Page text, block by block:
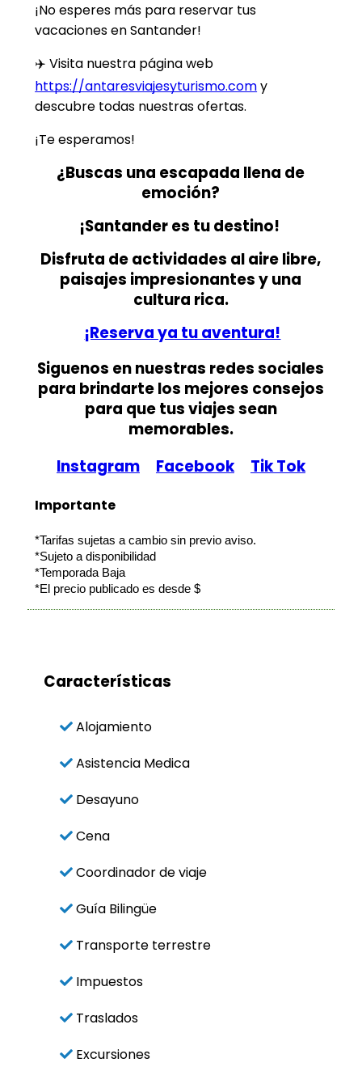
¡No esperes más para reservar tus
vacaciones en Santander!
✈️ Visita nuestra página web
https://antaresviajesyturismo.comy
descubre todas nuestras ofertas.
¡Te esperamos!
¿Buscas una escapada llena de
emoción?
¡Santander es tu destino!
Disfruta de actividades al aire libre,
paisajes impresionantes y una
cultura rica.
¡Reserva ya tu aventura!
Siguenos en nuestras redes sociales
para brindarte los mejores consejos
para que tus viajes sean
memorables.
Instagram
Facebook Tik Tok
Importante
*Tarifas sujetas a cambio sin previo aviso.
*Sujeto a disponibilidad
*Temporada Baja
*El precio publicado es desde $
Características
Alojamiento
Asistencia Medica
Desayuno
Cena
Coordinador de viaje
Guía Bilingüe
Transporte terrestre
Impuestos
Traslados
Excursiones